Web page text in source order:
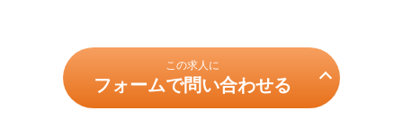
この求人に
フォームで問い合わせる